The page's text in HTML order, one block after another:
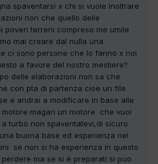
spaventarsi x chi si vuole inoltrare
non che quello delle
poveri terreni compreso me umile
mai creare dal nulla una
ci sono persone che lo fanno x noi
a favore del nostro mestiere?
delle elaborazioni non sa che
con pta di partenza cioe un file
e andrai a modificare in base alle
magari un motore che vuoi
turbo non spaventatevi,di sicuro
buona base ed esperienza nel
se non si ha esperienza in questo
ma se si è preparati si puo